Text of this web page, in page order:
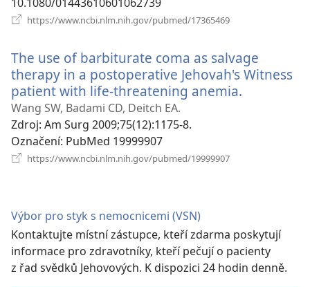
https://www.ncbi.nlm.nih.gov/pubmed/17365469
The use of barbiturate coma as salvage
therapy in a postoperative Jehovah's Witness
patient with life-threatening anemia.
Wang SW, Badami CD, Deitch EA.
Zdroj‎: Am Surg 2009;75(12):1175-8.
Označení‎: PubMed 19999907
https://www.ncbi.nlm.nih.gov/pubmed/19999907
Výbor pro styk s nemocnicemi (VSN)
Kontaktujte místní zástupce, kteří zdarma poskytují
informace pro zdravotníky, kteří pečují o pacienty
z řad svědků Jehovových. K dispozici 24 hodin denně.